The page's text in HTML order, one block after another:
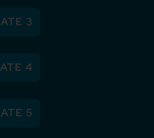
3
4
5